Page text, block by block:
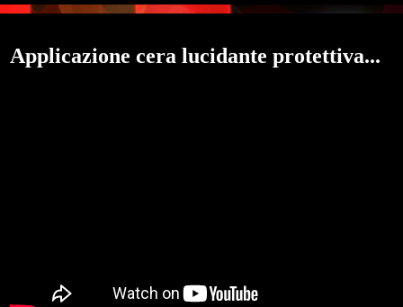
Applicazione cera lucidante protettiva...